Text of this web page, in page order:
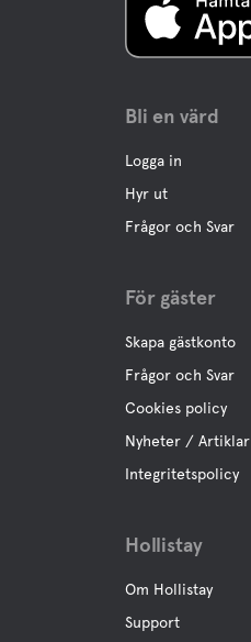
Längdspår
Bli en värd
Logga in
Hyr ut
Frågor och Svar
För gäster
Skapa gästkonto
Frågor och Svar
Cookies policy
Nyheter / Artiklar
Integritetspolicy
Hollistay
Om Hollistay
Support